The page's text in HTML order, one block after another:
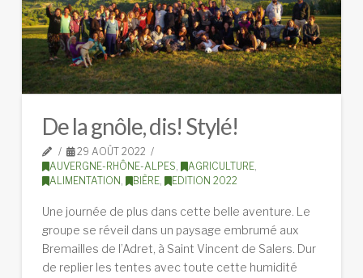
De la gnôle, dis! Stylé!
29 AOÛT 2022
AUVERGNE-RHÔNE-ALPES
AGRICULTURE,
ALIMENTATION
BIÈRE, EDITION 2022
Une journée de plus dans cette belle aventure. Le
groupe se réveil dans un paysage embrumé aux
Bremailles de l’Adret, à Saint Vincent de Salers. Dur
de replier les tentes avec toute cette humidité